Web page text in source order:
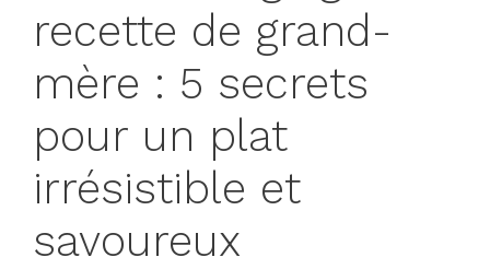
recette de grand-
mère : 5 secrets
pour un plat
irrésistible et
savoureux